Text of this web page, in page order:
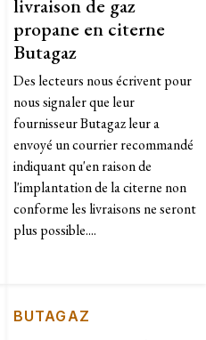
livraison de gaz
propane en citerne
Butagaz
Des lecteurs nous écrivent pour
nous signaler que leur
fournisseur Butagaz leur a
envoyé un courrier recommandé
indiquant qu'en raison de
l'implantation de la citerne non
conforme les livraisons ne seront
plus possible....
BUTAGAZ